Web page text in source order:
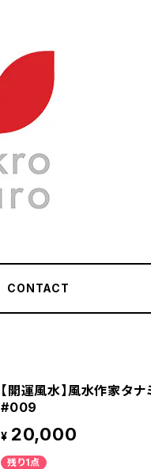
CONTACT
【開運風水】風水作家タ
#009
¥ 20,000
残り1点